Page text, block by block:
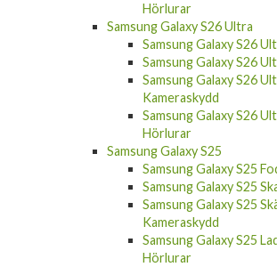
Samsung Galaxy S26 Ultra
Samsung Galaxy S26
Samsung Galaxy S26
Samsung Galaxy S26
Kameraskydd
Samsung Galaxy S26
Hörlurar
Samsung Galaxy S25
Samsung Galaxy S25
Samsung Galaxy S25
Samsung Galaxy S25
Kameraskydd
Samsung Galaxy S25
Hörlurar
Samsung Galaxy S25 Plus